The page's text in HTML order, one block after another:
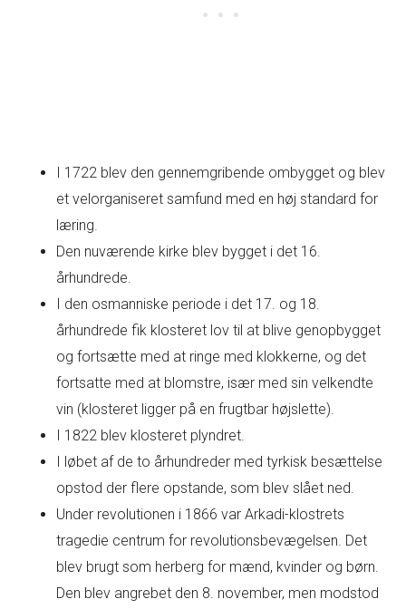
I 1722 blev den gennemgribende ombygget og blev
et velorganiseret samfund med en høj standard for
læring.
Den nuværende kirke blev bygget i det 16.
århundrede.
I den osmanniske periode i det 17. og 18.
århundrede fik klosteret lov til at blive genopbygget
og fortsætte med at ringe med klokkerne, og det
fortsatte med at blomstre, især med sin velkendte
vin (klosteret ligger på en frugtbar højslette).
I 1822 blev klosteret plyndret.
I løbet af de to århundreder med tyrkisk besættelse
opstod der flere opstande, som blev slået ned.
Under revolutionen i 1866 var Arkadi-klostrets
tragedie centrum for revolutionsbevægelsen. Det
blev brugt som herberg for mænd, kvinder og børn.
Den blev angrebet den 8. november, men modstod